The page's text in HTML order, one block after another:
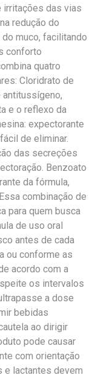
irritações das vias
redução do
muco, facilitando
conforto
quatro
Cloridrato de
antitussígeno,
e o reflexo da
expectorante
de eliminar.
das secreções
Benzoato
da fórmula,
combinação de
para quem busca
de uso oral
antes de cada
ou conforme as
acordo com a
os intervalos
a dose
bebidas
ao dirigir
pode causar
com orientação
e lactantes devem